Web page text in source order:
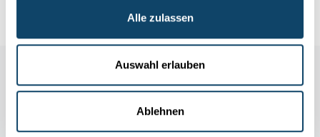
Alle zulassen
Auswahl erlauben
Ablehnen
Auch in dieser Rubrik